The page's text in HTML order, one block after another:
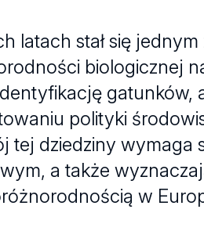
latach stał się
biologicznej
gatunków,
polityki
tej dziedziny wymaga
a także
w